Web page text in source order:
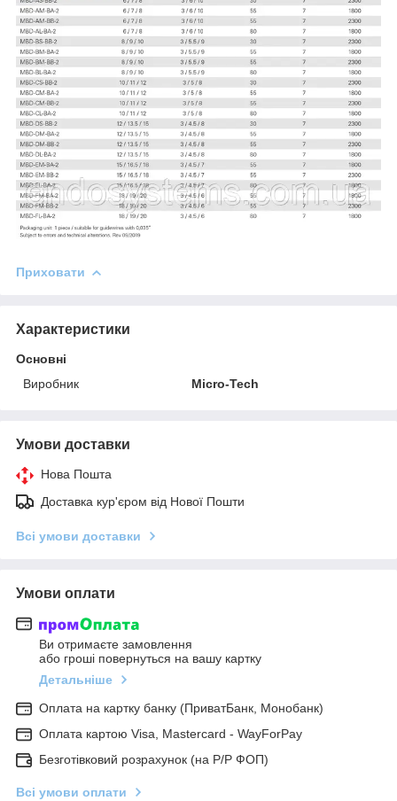
Приховати
Характеристики
Основні
Виробник
Micro-Tech
Умови доставки
Нова Пошта
Доставка кур'єром від Нової Пошти
Всі умови доставки
Умови оплати
Ви отримаєте замовлення
або гроші повернуться на вашу картку
Детальніше
Оплата на картку банку (ПриватБанк, Монобанк)
Оплата картою Visa, Mastercard - WayForPay
Безготівковий розрахунок (на Р/Р ФОП)
Всі умови оплати